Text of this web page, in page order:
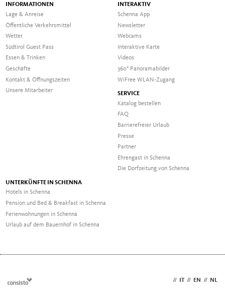
INFORMATIONEN
Lage & Anreise
Öffentliche Verkehrsmittel
Wetter
Südtirol Guest Pass
Essen & Trinken
Geschäfte
Kontakt & Öffnungszeiten
Unsere Mitarbeiter
INTERAKTIV
Schenna App
Newsletter
Webcams
Interaktive Karte
Videos
360° Panoramabilder
WiFree WLAN-Zugang
SERVICE
Katalog bestellen
FAQ
Barrierefreier Urlaub
Presse
Partner
Ehrengast in Schenna
Die Dorfzeitung von Schenna
UNTERKÜNFTE IN SCHENNA
Hotels in Schenna
Pension und Bed & Breakfast in Schenna
Ferienwohnungen in Schenna
Urlaub auf dem Bauernhof in Schenna
// IT // EN // NL